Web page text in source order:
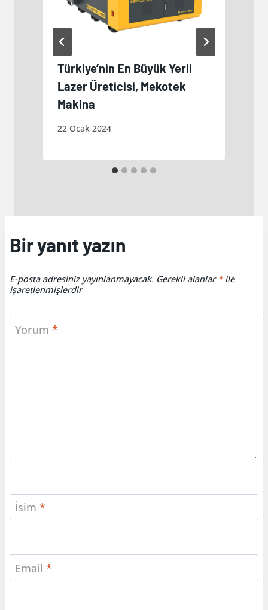
Türkiye’nin En Büyük Yerli
Lazer Üreticisi, Mekotek
Makina
22 Ocak 2024
Bir yanıt yazın
E-posta adresiniz yayınlanmayacak. Gerekli alanlar *ile
işaretlenmişlerdir
Yorum *
İsim *
Email *